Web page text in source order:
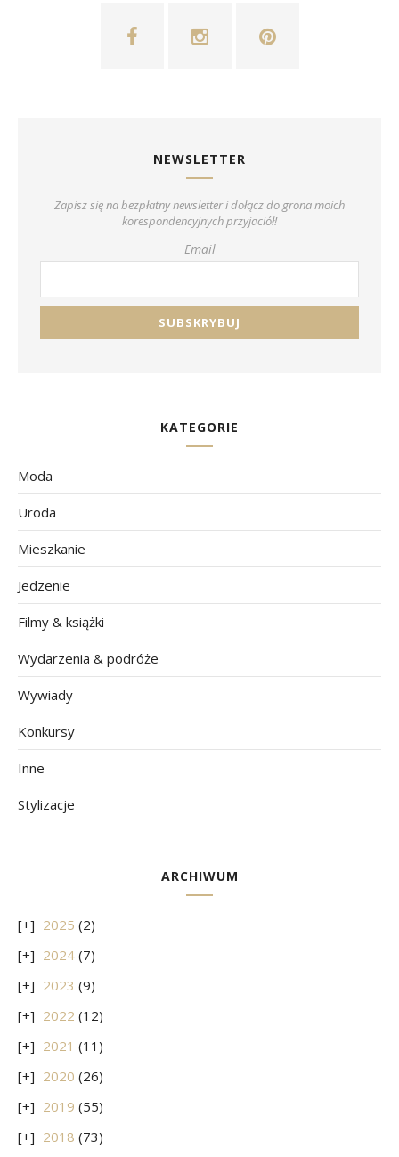
NEWSLETTER
Zapisz się na bezpłatny newsletter i dołącz do grona moich
korespondencyjnych przyjaciół!
Email
KATEGORIE
Moda
Uroda
Mieszkanie
Jedzenie
Filmy & książki
Wydarzenia & podróże
Wywiady
Konkursy
Inne
Stylizacje
ARCHIWUM
2025 (2)
2024 (7)
2023 (9)
2022 (12)
2021 (11)
2020 (26)
2019 (55)
2018 (73)